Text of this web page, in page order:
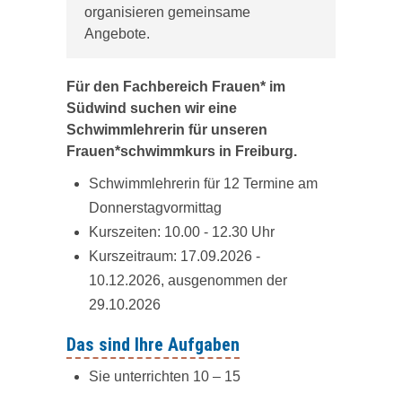
organisieren gemeinsame
Angebote.
Für den Fachbereich Frauen* im
Südwind suchen wir eine
Schwimmlehrerin für unseren
Frauen*schwimmkurs in Freiburg.
Schwimmlehrerin für 12 Termine am
Donnerstagvormittag
Kurszeiten: 10.00 - 12.30 Uhr
Kurszeitraum: 17.09.2026 -
10.12.2026, ausgenommen der
29.10.2026
Das sind Ihre Aufgaben
Sie unterrichten 10 – 15